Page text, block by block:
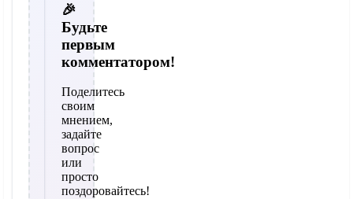
🎉
Будьте
первым
комментатором!
Поделитесь
своим
мнением,
задайте
вопрос
или
просто
поздоровайтесь!